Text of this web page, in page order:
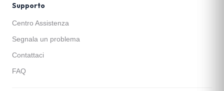
Supporto
Centro Assistenza
Segnala un problema
Contattaci
FAQ